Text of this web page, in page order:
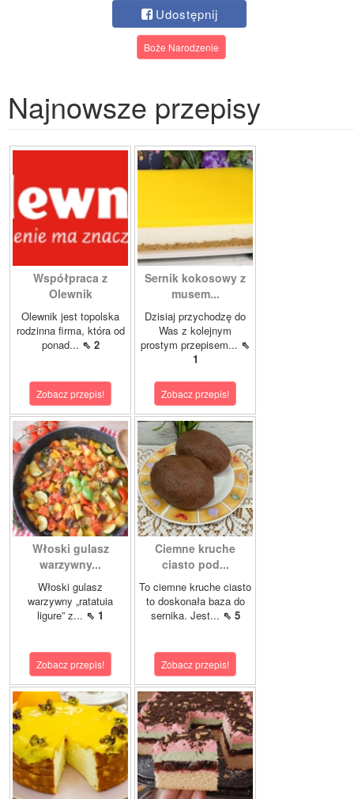
Udostępnij
Boże Narodzenie
Najnowsze przepisy
Współpraca z
Olewnik
Olewnik jest topolska
rodzinna firma, która od
ponad... ⇖ 2
Zobacz przepis!
Sernik kokosowy z
musem...
Dzisiaj przychodzę do
Was z kolejnym
prostym przepisem... ⇖
1
Zobacz przepis!
Włoski gulasz
warzywny...
Włoski gulasz
warzywny „ratatuia
ligure” z... ⇖ 1
Zobacz przepis!
Ciemne kruche
ciasto pod...
To ciemne kruche ciasto
to doskonała baza do
sernika. Jest... ⇖ 5
Zobacz przepis!